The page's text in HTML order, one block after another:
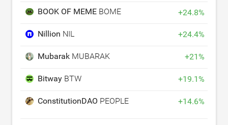
BOOK OF MEME BOME +24.8%
Nillion NIL +24.4%
Mubarak MUBARAK +21%
Bitway BTW +19.1%
ConstitutionDAO PEOPLE +14.6%